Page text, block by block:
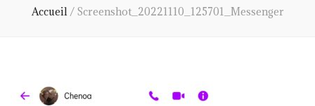
Accueil / Screenshot_20221110_125701_Messenger